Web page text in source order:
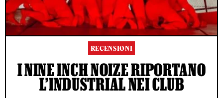
RECENSIONI
I NINE INCH NOIZE RIPORTANO
L’INDUSTRIAL NEI CLUB